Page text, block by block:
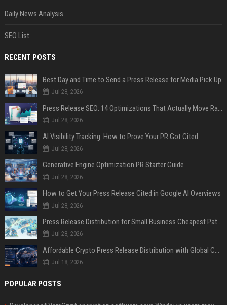
Daily News Analysis
SEO List
RECENT POSTS
Best Day and Time to Send a Press Release for Media Pick Up
Jul 28, 2026
Press Release SEO: 14 Optimizations That Actually Move Rankings
Jul 28, 2026
AI Visibility Tracking: How to Prove Your PR Got Cited
Jul 28, 2026
Generative Engine Optimization PR Starter Guide
Jul 28, 2026
How to Get Your Press Release Cited in Google AI Overviews
Jul 28, 2026
Press Release Distribution for Small Business Cheapest Path to Real Coverage
Jul 28, 2026
Affordable Crypto Press Release Distribution with Global Coverage
Jul 18, 2026
POPULAR POSTS